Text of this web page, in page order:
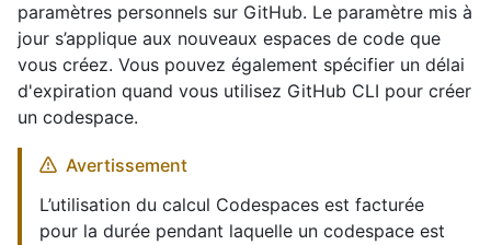
paramètres personnels sur GitHub. Le paramètre mis à
jour s’applique aux nouveaux espaces de code que
vous créez. Vous pouvez également spécifier un délai
d'expiration quand vous utilisez GitHub CLI pour créer
un codespace.
Avertissement
L’utilisation du calcul Codespaces est facturée
pour la durée pendant laquelle un codespace est